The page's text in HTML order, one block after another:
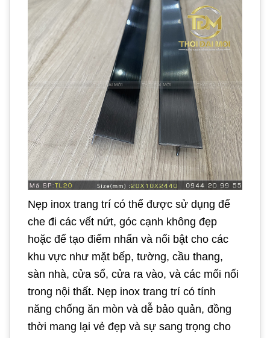
Nẹp inox trang trí có thể được sử dụng để
che đi các vết nứt, góc cạnh không đẹp
hoặc để tạo điểm nhấn và nổi bật cho các
khu vực như mặt bếp, tường, cầu thang,
sàn nhà, cửa sổ, cửa ra vào, và các mối nối
trong nội thất. Nẹp inox trang trí có tính
năng chống ăn mòn và dễ bảo quản, đồng
thời mang lại vẻ đẹp và sự sang trọng cho